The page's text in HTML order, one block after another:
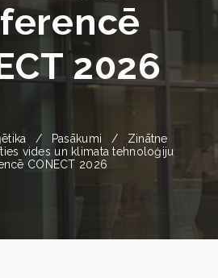
2026
Pasākumi
Zinātne
vides un klimata tehnoloģiju
CONECT 2026